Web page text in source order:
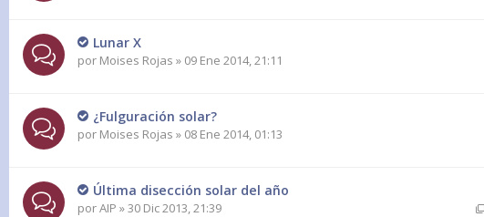
Lunar X
por Moises Rojas » 09 Ene 2014, 21:11
¿Fulguración solar?
por Moises Rojas » 08 Ene 2014, 01:13
Última disección solar del año
porAIP » 30 Dic 2013, 21:39